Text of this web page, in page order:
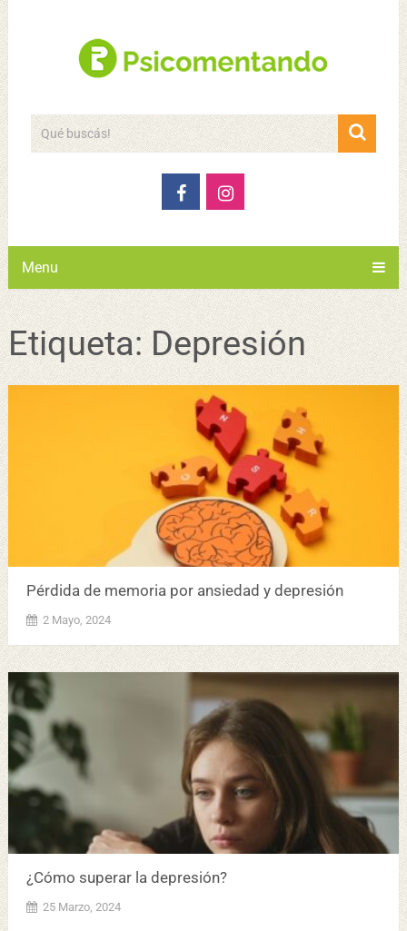
Menu
Etiqueta:Depresión
Pérdida de memoria por ansiedad y depresión
2 Mayo, 2024
¿Cómo superar la depresión?
25 Marzo, 2024